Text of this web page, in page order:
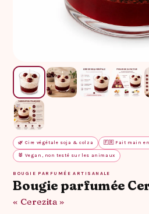
🌿 Cire végétale soja & colza 🇫🇷 Fait main en
🐰 Vegan, non testé sur les animaux
BOUGIE PARFUMÉE ARTISANALE
Bougie parfumée
« Cerezita »